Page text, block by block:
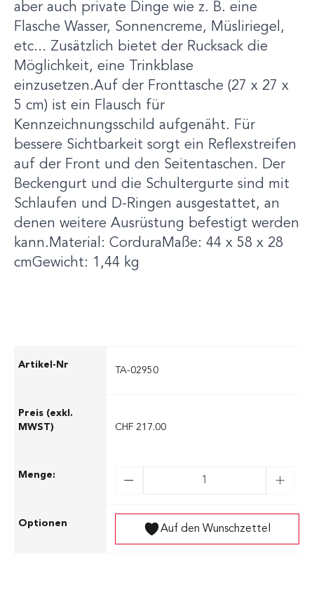
aber auch private Dinge wie z. B. eine
Flasche Wasser, Sonnencreme, Müsliriegel,
etc... Zusätzlich bietet der Rucksack die
Möglichkeit, eine Trinkblase
einzusetzen.Auf der Fronttasche (27 x 27 x
5 cm) ist ein Flausch für
Kennzeichnungsschild aufgenäht. Für
bessere Sichtbarkeit sorgt ein Reflexstreifen
auf der Front und den Seitentaschen. Der
Beckengurt und die Schultergurte sind mit
Schlaufen und D-Ringen ausgestattet, an
denen weitere Ausrüstung befestigt werden
kann.Material: CorduraMaße: 44 x 58 x 28
cmGewicht: 1,44 kg
TA-02950
CHF 217.00
Auf den Wunschzettel